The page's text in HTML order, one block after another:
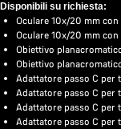
Disponibili su richiesta:
Oculare 10x/20 mm
Oculare 10x/20 mm
Obiettivo
Obiettivo
Adattatore passo C per
Adattatore passo C per
Adattatore passo C per
Adattatore passo C per